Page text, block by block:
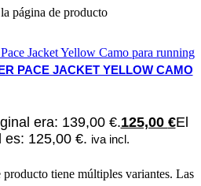
página de producto
PACE JACKET YELLOW CAMO
era: 139,00 €.125,00 €El
es: 125,00 €. iva incl.
producto tiene múltiples variantes. Las